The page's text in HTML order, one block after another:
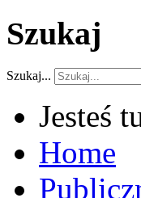
Szukaj
Szukaj...
Jesteś
Home